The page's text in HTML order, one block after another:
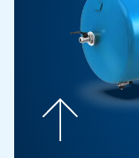
Obtenga